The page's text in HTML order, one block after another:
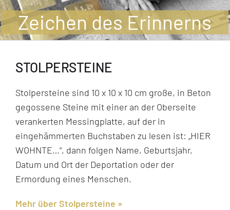
Jugendliche
Unterstützen
Kontakt
NACH:
Zeichen des Erinnerns
STOLPERSTEINE
Stolpersteine sind 10 x 10 x 10 cm große, in Beton
gegossene Steine mit einer an der Oberseite
verankerten Messingplatte, auf der in
eingehämmerten Buchstaben zu lesen ist: „HIER
WOHNTE…“, dann folgen Name, Geburtsjahr,
Datum und Ort der Deportation oder der
Ermordung eines Menschen.
Mehr über Stolpersteine